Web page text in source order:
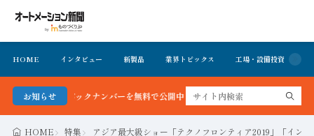
HOME インタビュー 新製品 業界トピックス 工場・設備投資
お知らせ
バックナンバーを無料で公開中 詳細はこちら
HOME 特集 アジア最大級ショー「テクノフロンティア2019」「イン